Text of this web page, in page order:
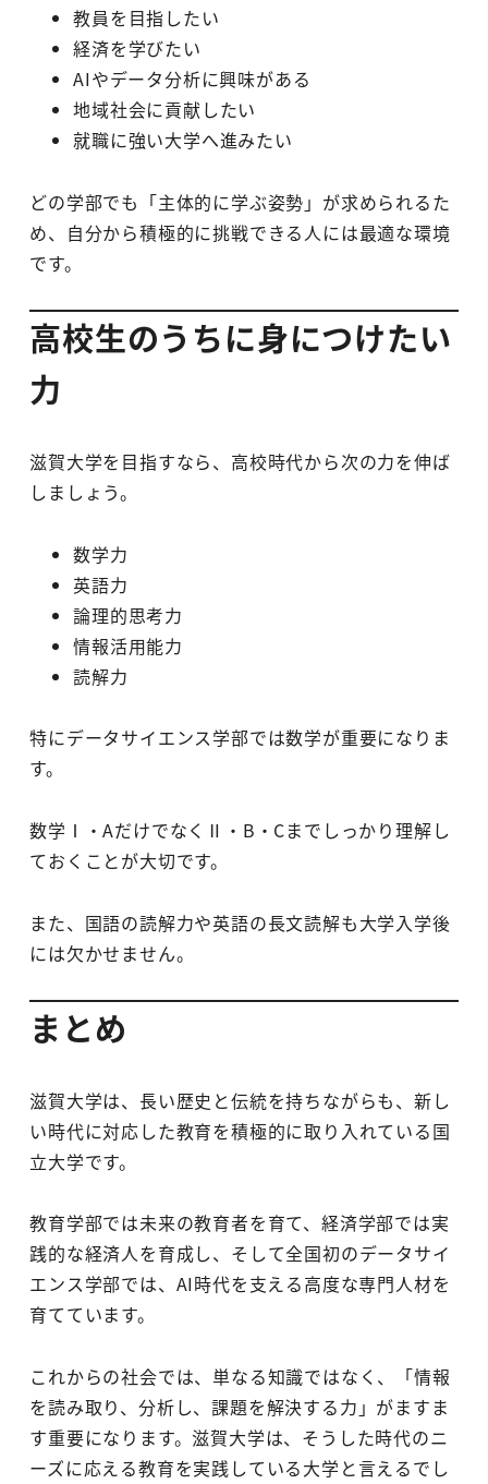
教員を目指したい
経済を学びたい
AIやデータ分析に興味がある
地域社会に貢献したい
就職に強い大学へ進みたい
どの学部でも「主体的に学ぶ姿勢」が求められるた
め、自分から積極的に挑戦できる人には最適な環境
です。
高校生のうちに身につけたい
力
滋賀大学を目指すなら、高校時代から次の力を伸ば
しましょう。
数学力
英語力
論理的思考力
情報活用能力
読解力
特にデータサイエンス学部では数学が重要になりま
す。
数学Ⅰ・AだけでなくⅡ・B・Cまでしっかり理解し
ておくことが大切です。
また、国語の読解力や英語の長文読解も大学入学後
には欠かせません。
まとめ
滋賀大学は、長い歴史と伝統を持ちながらも、新し
い時代に対応した教育を積極的に取り入れている国
立大学です。
教育学部では未来の教育者を育て、経済学部では実
践的な経済人を育成し、そして全国初のデータサイ
エンス学部では、AI時代を支える高度な専門人材を
育てています。
これからの社会では、単なる知識ではなく、「情報
を読み取り、分析し、課題を解決する力」がますま
す重要になります。滋賀大学は、そうした時代のニ
ーズに応える教育を実践している大学と言えるでし